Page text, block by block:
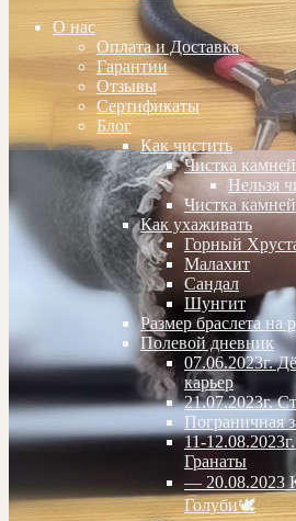
О нас
Оплата и Доставка
Гарантии
Отзывы
Сертификаты
Блог
Как чистить
Чистка
Нельзя
Чистка
Как ухаживать
Горный
Малахит
Сандал
Шунгит
Размер браслета на
Полевой дневник
07.06.2023г.
карьер
21.07.2023г.
Пограничная
11-
Гранаты
— 20.08.2023
Голуби🕊